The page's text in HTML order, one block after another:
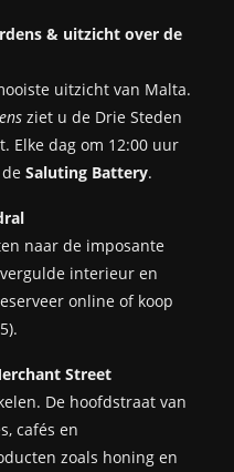
& uitzicht over de
uitzicht van Malta.
ziet u de Drie Steden
Elke dag om 12:00 uur
Saluting Battery.
naar de imposante
interieur en
online of koop
Street
De hoofdstraat van
cafés en
zoals honing en